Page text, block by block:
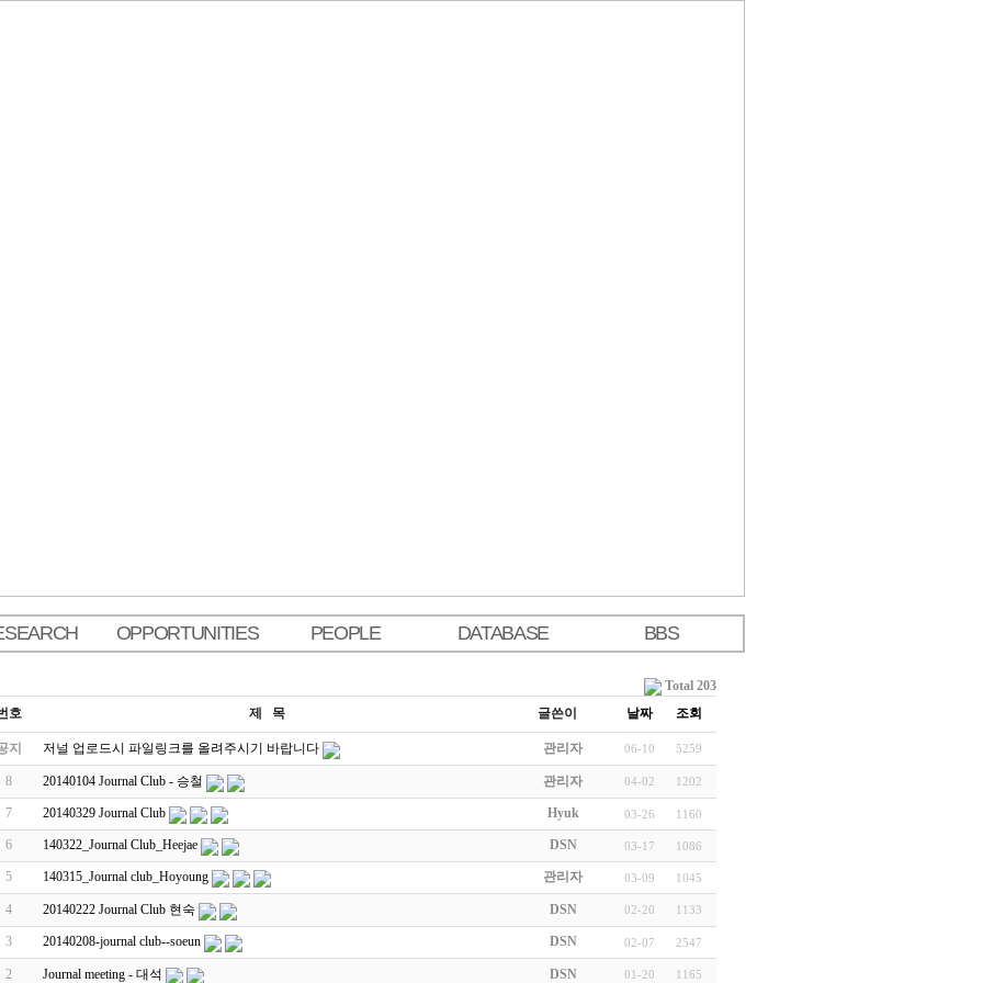
OPPORTUNITIES PEOPLE DATABASE BBS
Total 203
호
제 목 글쓴이 날짜 조회
지 저널 업로드시 파일링크를 올려주시기 바랍니다 관리자 06-10 5259
8 20140104 Journal Club - 승철 관리자 04-02 1202
7 20140329 Journal Club Hyuk 03-26 1160
6 140322_Journal Club_Heejae DSN 03-17 1086
5 140315_Journal club_Hoyoung 관리자 03-09 1045
4 20140222 Journal Club 현숙 DSN 02-20 1133
3 20140208-journal club--soeun DSN 02-07 2547
2 Journal meeting - 대석 DSN 01-20 1165